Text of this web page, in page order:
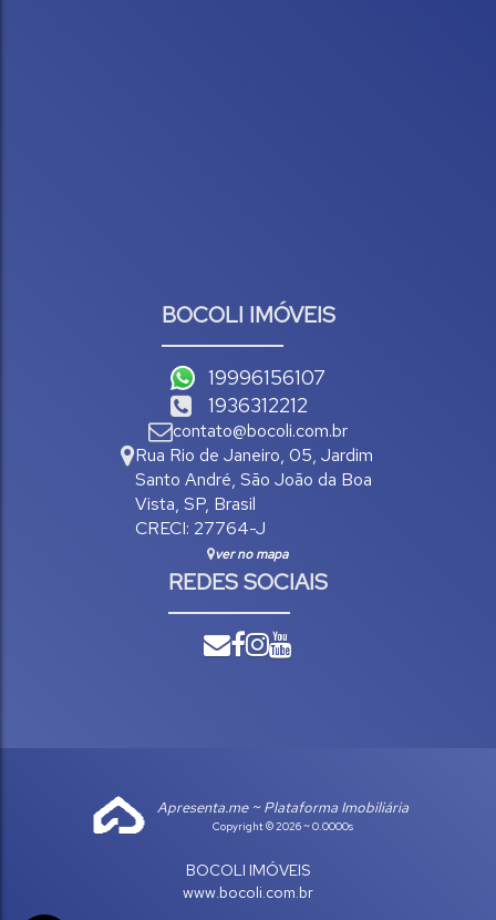
BOCOLI IMÓVEIS
19996156107
1936312212
contato@bocoli.com.br
Rua Rio de Janeiro, 05, Jardim
Santo André, São João da Boa
Vista, SP, Brasil
CRECI: 27764-J
ver no mapa
REDES SOCIAIS
Apresenta.me ~ Plataforma Imobiliária
Copyright © 2026 ~ 0.0000s
BOCOLI IMÓVEIS
www.bocoli.com.br